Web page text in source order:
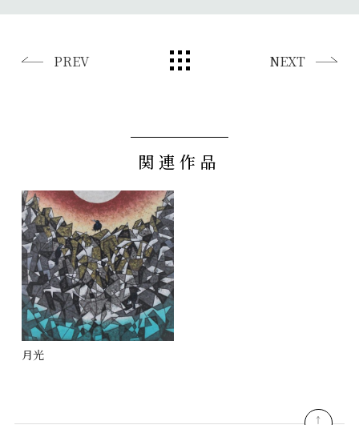
PREV NEXT
関連作品
月光